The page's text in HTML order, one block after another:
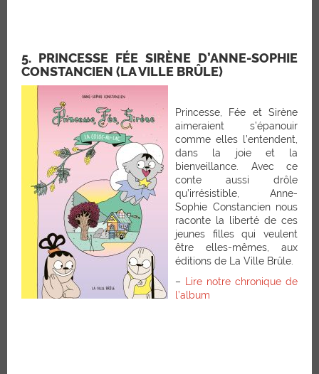
5. PRINCESSE FÉE SIRÈNE D’ANNE-SOPHIE
CONSTANCIEN (LA VILLE BRÛLE)
Princesse, Fée et Sirène
aimeraient s’épanouir
comme elles l’entendent,
dans la joie et la
bienveillance. Avec ce
conte aussi drôle
qu’irrésistible, Anne-
Sophie Constancien nous
raconte la liberté de ces
jeunes filles qui veulent
être elles-mêmes, aux
éditions de La Ville Brûle.
–
Lire notre chronique de
l’album